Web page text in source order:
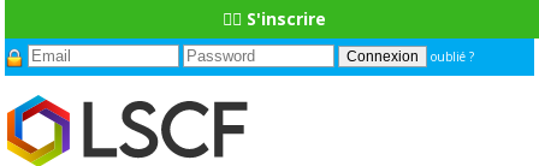
👆🏼 S'inscrire
oublié ?